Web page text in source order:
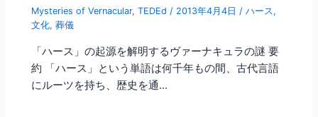
Mysteries of Vernacular,TEDEd / 2013年4月4日/ハース,
文化,葬儀
「ハース」の起源を解明するヴァーナキュラの謎 要
約 「ハース」という単語は何千年もの間、古代言語
にルーツを持ち、歴史を通…